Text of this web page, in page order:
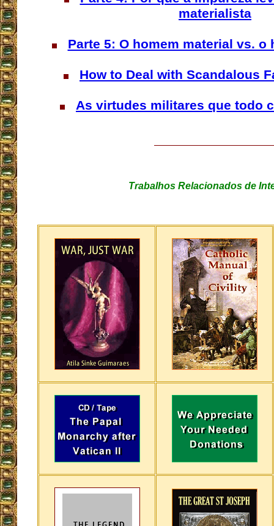
materialista
Parte 5: O homem material vs. o
How to Deal with Scandalous
As virtudes militares que todo
Trabalhos Relacionados de